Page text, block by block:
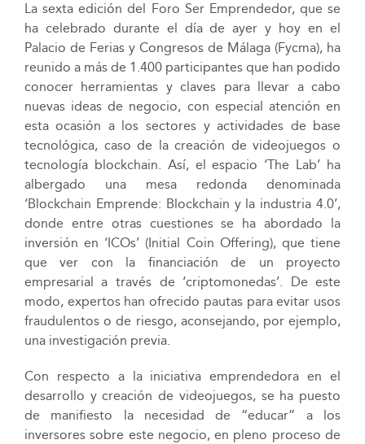
La sexta edición del Foro Ser Emprendedor, que se
ha celebrado durante el día de ayer y hoy en el
Palacio de Ferias y Congresos de Málaga (Fycma), ha
reunido a más de 1.400 participantes que han podido
conocer herramientas y claves para llevar a cabo
nuevas ideas de negocio, con especial atención en
esta ocasión a los sectores y actividades de base
tecnológica, caso de la creación de videojuegos o
tecnología blockchain. Así, el espacio ‘The Lab’ ha
albergado una mesa redonda denominada
‘Blockchain Emprende: Blockchain y la industria 4.0’,
donde entre otras cuestiones se ha abordado la
inversión en ‘ICOs’ (Initial Coin Offering), que tiene
que ver con la financiación de un proyecto
empresarial a través de ‘criptomonedas’. De este
modo, expertos han ofrecido pautas para evitar usos
fraudulentos o de riesgo, aconsejando, por ejemplo,
una investigación previa.
Con respecto a la iniciativa emprendedora en el
desarrollo y creación de videojuegos, se ha puesto
de manifiesto la necesidad de “educar” a los
inversores sobre este negocio, en pleno proceso de